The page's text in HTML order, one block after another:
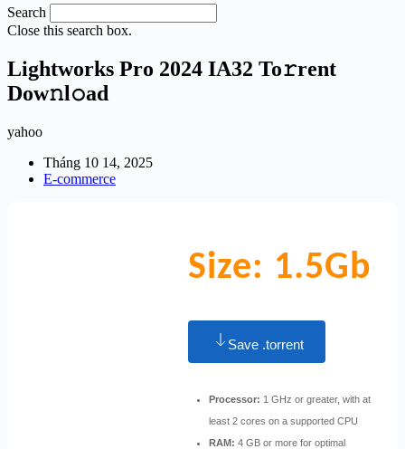
Search
Close this search box.
Lightworks Pro 2024 IA32 To𝚛rent
Dow𝚗l𝚘ad
yahoo
Tháng 10 14, 2025
E-commerce
Size: 1.5Gb
Save .torrent
Processor: 1 GHz or greater, with at
least 2 cores on a supported CPU
RAM: 4 GB or more for optimal